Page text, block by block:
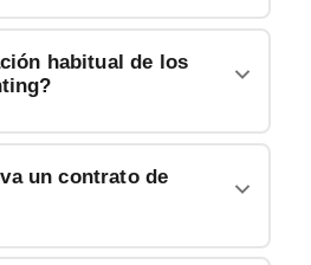
habitual de los
un contrato de